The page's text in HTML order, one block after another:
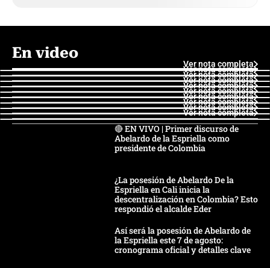
En video
Ver nota completa
Ver nota completa
Ver nota completa
Ver nota completa
Ver nota completa
Ver nota completa
Ver nota completa
Ver nota completa
Ver nota completa
Ver nota completa
🔴 EN VIVO | Primer discurso de
Abelardo de la Espriella como
presidente de Colombia
¿La posesión de Abelardo De la
Espriella en Cali inicia la
descentralización en Colombia? Esto
respondió el alcalde Eder
Así será la posesión de Abelardo de
la Espriella este 7 de agosto:
cronograma oficial y detalles clave